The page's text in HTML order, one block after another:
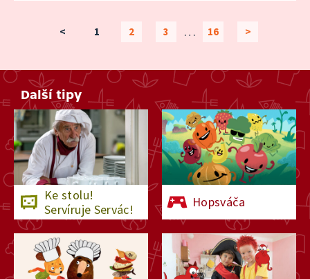
< 1 2 3 … 16 >
Další tipy
Ke stolu!
Servíruje Servác!
Hopsváča